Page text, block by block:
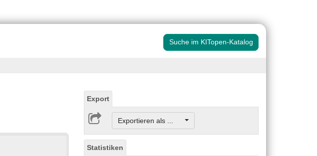
Suche im KITopen-Katalog
Export
Exportieren als ...
Statistiken